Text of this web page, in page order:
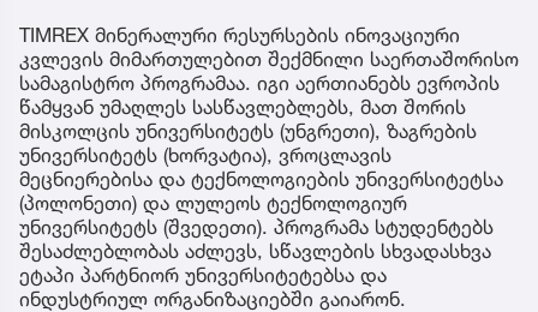
TIMREX მინერალური რესურსების ინოვაციური
კვლევის მიმართულებით შექმნილი საერთაშორისო
სამაგისტრო პროგრამაა. იგი აერთიანებს ევროპის
წამყვან უმაღლეს სასწავლებლებს, მათ შორის
მისკოლცის უნივერსიტეტს (უნგრეთი), ზაგრების
უნივერსიტეტს (ხორვატია), ვროცლავის
მეცნიერებისა და ტექნოლოგიების უნივერსიტეტსა
(პოლონეთი) და ლულეოს ტექნოლოგიურ
უნივერსიტეტს (შვედეთი). პროგრამა სტუდენტებს
შესაძლებლობას აძლევს, სწავლების სხვადასხვა
ეტაპი პარტნიორ უნივერსიტეტებსა და
ინდუსტრიულ ორგანიზაციებში გაიარონ.